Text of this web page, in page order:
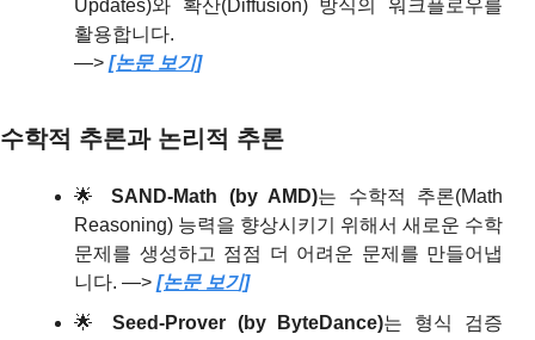
Updates)와 확산(Diffusion) 방식의 워크플로우를
활용합니다.
—> [논문 보기]
수학적 추론과 논리적 추론
🌟 SAND-Math (by AMD)는 수학적 추론(Math
Reasoning) 능력을 향상시키기 위해서 새로운 수학
문제를 생성하고 점점 더 어려운 문제를 만들어냅
니다. —> [논문 보기]
🌟
Seed-Prover (by ByteDance)는 형식 검증